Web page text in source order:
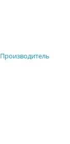
Производитель